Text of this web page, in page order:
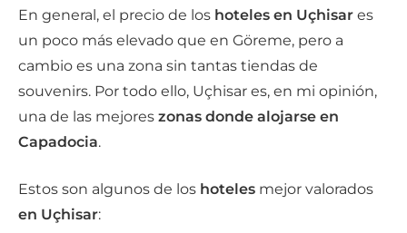
En general, el precio de los hoteles en Uçhisar es
un poco más elevado que en Göreme, pero a
cambio es una zona sin tantas tiendas de
souvenirs. Por todo ello, Uçhisar es, en mi opinión,
una de las mejores zonas donde alojarse en
Capadocia.
Estos son algunos de los hoteles mejor valorados
en Uçhisar: